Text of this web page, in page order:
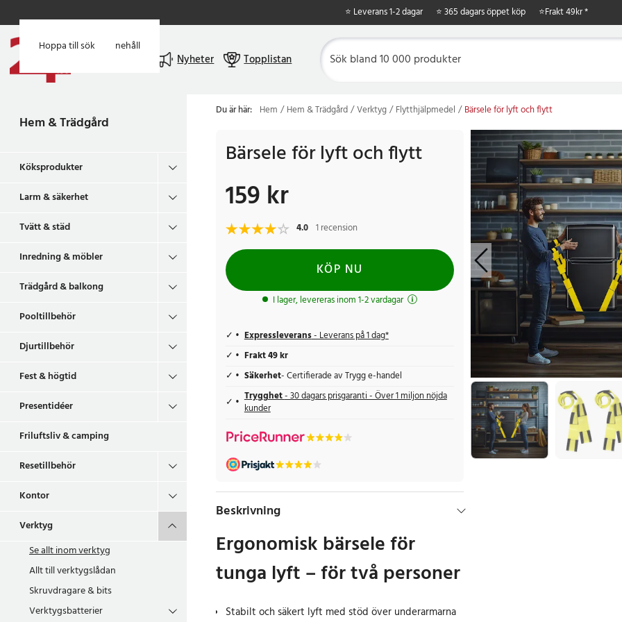
Hoppa till huvudinnehåll
Hoppa till sök
⭐ Leverans 1-2 dagar ⭐ 365 dagars öppet köp ⭐Frakt 49kr *
Nyheter Topplistan
Hem & Trädgård
Köksprodukter
Larm & säkerhet
Tvätt & städ
Inredning & möbler
Trädgård & balkong
Pooltillbehör
Djurtillbehör
Fest & högtid
Presentidéer
Friluftsliv & camping
Resetillbehör
Kontor
Verktyg
Se allt inomverktyg
Allt till verktygslådan
Skruvdragare & bits
Verktygsbatterier
Du är här: Hem Hem & Trädgård Verktyg Flytthjälpmedel Bärsele för lyft och flytt
Bärsele för lyft och flytt
Pris:159 kr
159 kr
4.0 1 recension
KÖP NU
I lager, levereras inom 1-2 vardagar
Expressleverans- Leverans på 1 dag*
Frakt 49 kr
Säkerhet- Certifierade av Trygg e-handel
Trygghet- 30 dagars prisgaranti - Över 1 miljon nöjda
kunder
Beskrivning
Ergonomisk bärsele för
tunga lyft – för två personer
Stabilt och säkert lyft med stöd över underarmarna